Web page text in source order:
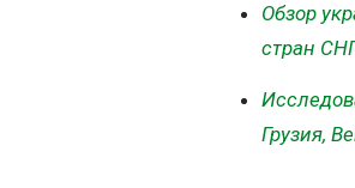
Обзор
стран
Грузия,